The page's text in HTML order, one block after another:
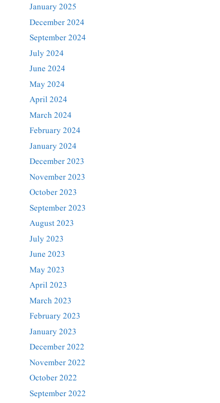
January 2025
December 2024
September 2024
July 2024
June 2024
May 2024
April 2024
March 2024
February 2024
January 2024
December 2023
November 2023
October 2023
September 2023
August 2023
July 2023
June 2023
May 2023
April 2023
March 2023
February 2023
January 2023
December 2022
November 2022
October 2022
September 2022